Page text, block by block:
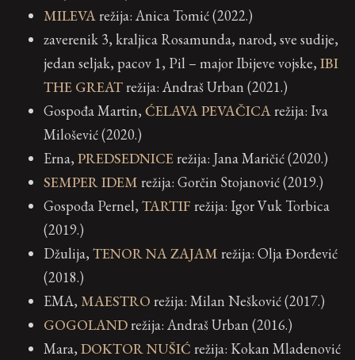
MILEVArežija: Anica Tomić (2022.)
zaverenik 3, kraljica Rosamunda, narod, sve sudije,
jedan seljak, pacov 1, Pil – major Ibijeve vojske, IBI
THE GREATrežija: Andraš Urban (2021.)
Gospođa Martin, ĆELAVA PEVAČICArežija: Iva
Milošević (2020.)
Erna, PREDSEDNICErežija: Jana Maričić (2020.)
SEMPER IDEM režija: Gorčin Stojanović (2019.)
Gospođa Pernel, TARTIF režija: Igor Vuk Torbica
(2019.)
Džulija, TENOR NA ZAJAM režija: Olja Đorđević
(2018.)
EMA, MAESTRO režija: Milan Nešković (2017.)
GOGOLANDrežija: Andraš Urban (2016.)
Mara, DOKTOR NUŠIĆ režija: Kokan Mladenović